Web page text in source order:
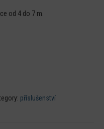
od 4 do 7 m.
příslušenství